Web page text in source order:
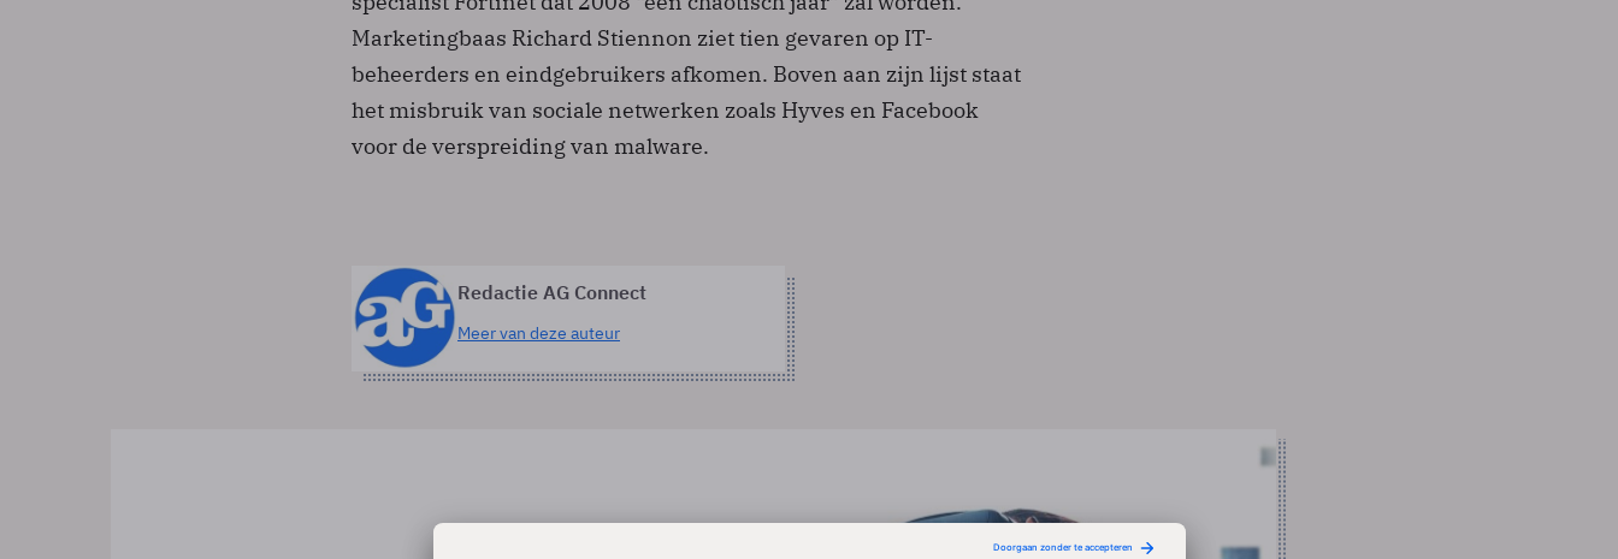
Marketingbaas Richard Stiennon ziet tien gevaren op IT-
beheerders en eindgebruikers afkomen. Boven aan zijn lijst staat
het misbruik van sociale netwerken zoals Hyves en Facebook
voor de verspreiding van malware.
Redactie AG Connect
Meer van deze auteur